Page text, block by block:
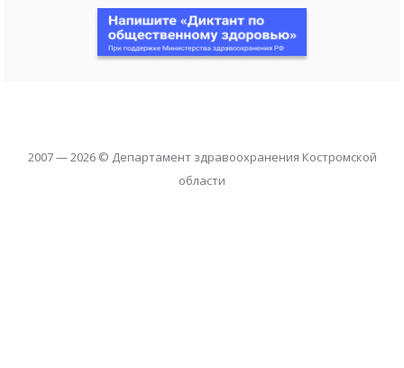
2007 — 2026 © Департамент здравоохранения Костромской
области